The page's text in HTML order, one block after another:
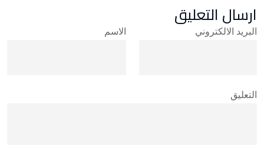
ارسال التعليق
الاسم البريد الالكتروني
التعليق